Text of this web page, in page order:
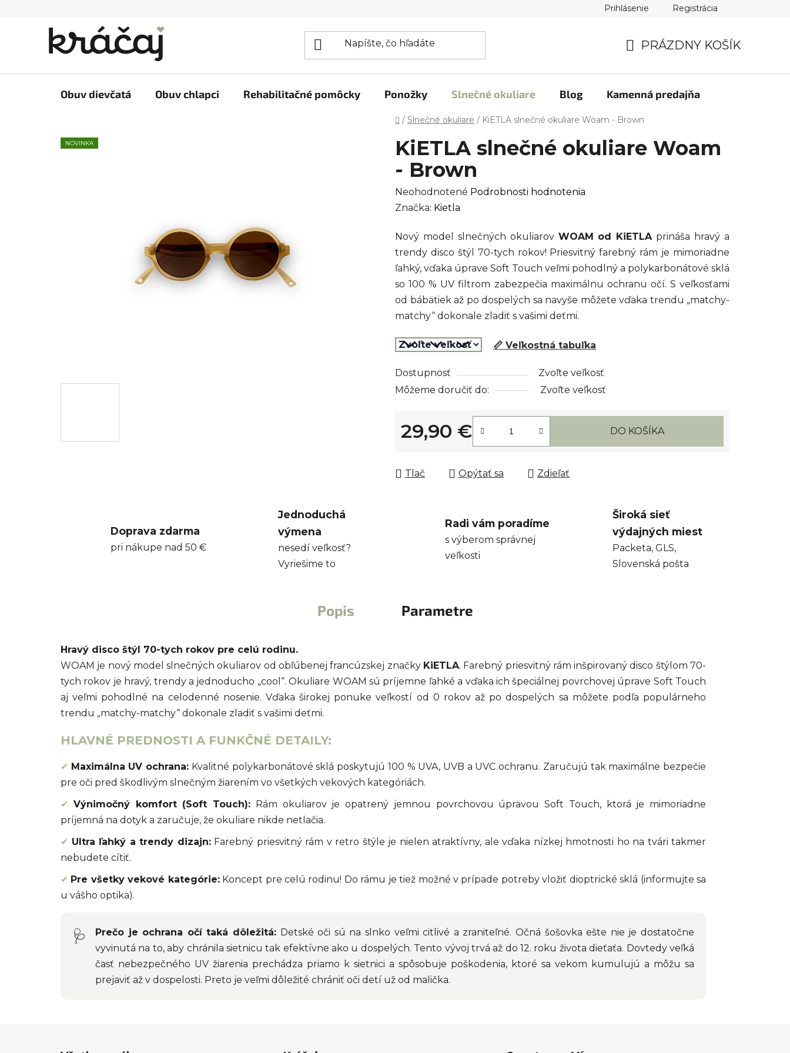
Prihlásenie Registrácia
KOŠÍK
PRÁZDNY KOŠÍK
Obuv dievčatá Obuv chlapci Rehabilitačné pomôcky Ponožky Slnečné okuliare Blog Kamenná predajňa
Domov
/ Slnečné okuliare / KiETLA slnečné okuliare Woam - Brown
KiETLA slnečné okuliare Woam
- Brown
Priemerné
hodnotenie
je
0,0
z
5
hviezdičiek.
Neohodnotené Podrobnosti hodnotenia
Značka: Kietla
Nový model slnečných okuliarov WOAM od KiETLAprináša hravý a
trendy disco štýl 70-tych rokov! Priesvitný farebný rám je mimoriadne
ľahký, vďaka úprave Soft Touch veľmi pohodlný a polykarbonátové sklá
so 100 % UV filtrom zabezpečia maximálnu ochranu očí. S veľkosťami
od bábätiek až po dospelých sa navyše môžete vďaka trendu „matchy-
matchy“ dokonale zladiť s vašimi deťmi.
📏 Veľkostná tabuľka
Dostupnosť
Zvoľte veľkosť
Môžeme doručiť do:
Zvoľte veľkosť
29,90 €
Jednotková cena:
DO KOŠÍKA
Tlač Opýtať sa Zdieľať
NOVINKA
Doprava zdarma
pri nákupe nad 50 €
Jednoduchá
výmena
nesedí veľkosť?
Vyriešime to
Radi vám poradíme
s výberom správnej
veľkosti
Široká sieť
výdajných miest
Packeta, GLS,
Slovenská pošta
Popis Parametre
Hravý disco štýl 70-tych rokov pre celú rodinu.
WOAM je nový model slnečných okuliarov od obľúbenej francúzskej značky KiETLA. Farebný priesvitný rám inšpirovaný disco štýlom 70-
tych rokov je hravý, trendy a jednoducho „cool“. Okuliare WOAM sú príjemne ľahké a vďaka ich špeciálnej povrchovej úprave Soft Touch
aj veľmi pohodlné na celodenné nosenie. Vďaka širokej ponuke veľkostí od 0 rokov až po dospelých sa môžete podľa populárneho
trendu „matchy-matchy“ dokonale zladiť s vašimi deťmi.
HLAVNÉ PREDNOSTI A FUNKČNÉ DETAILY:
✔ Maximálna UV ochrana: Kvalitné polykarbonátové sklá poskytujú 100 % UVA, UVB a UVC ochranu. Zaručujú tak maximálne bezpečie
pre oči pred škodlivým slnečným žiarením vo všetkých vekových kategóriách.
✔ Výnimočný komfort (Soft Touch): Rám okuliarov je opatrený jemnou povrchovou úpravou Soft Touch, ktorá je mimoriadne
príjemná na dotyk a zaručuje, že okuliare nikde netlačia.
✔ Ultra ľahký a trendy dizajn:Farebný priesvitný rám v retro štýle je nielen atraktívny, ale vďaka nízkej hmotnosti ho na tvári takmer
nebudete cítiť.
✔ Pre všetky vekové kategórie:Koncept pre celú rodinu! Do rámu je tiež možné v prípade potreby vložiť dioptrické sklá (informujte sa
u vášho optika).
🩺 Prečo je ochrana očí taká dôležitá: Detské oči sú na slnko veľmi citlivé a zraniteľné. Očná šošovka ešte nie je dostatočne
vyvinutá na to, aby chránila sietnicu tak efektívne ako u dospelých. Tento vývoj trvá až do 12. roku života dieťaťa. Dovtedy veľká
časť nebezpečného UV žiarenia prechádza priamo k sietnici a spôsobuje poškodenia, ktoré sa vekom kumulujú a môžu sa
prejaviť až v dospelosti. Preto je veľmi dôležité chrániť oči detí už od malička.